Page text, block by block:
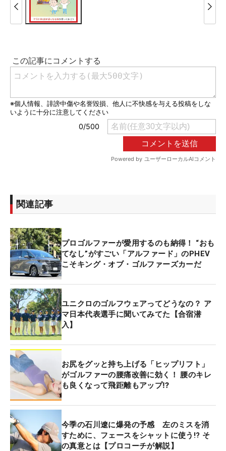
関連記事
プロゴルファーが愛用するのも納得！ “おも
てなし”がすごい「アルファード」のPHEV
こそキング・オブ・ゴルファーズカーだ
ユニクロのゴルフウェアってどうなの？ ア
マ日本代表選手に聞いてみてた【合宿潜
入】
お尻をグッと持ち上げる「ヒップリフト」
がゴルファーの腰痛改善に効く！ 腰のキレ
も良くなって飛距離もアップ⁉
今季の石川遼に爆発の予感 左のミスを消
すために、フェースをシャットに使う!? そ
の真意とは【プロコーチが解説】